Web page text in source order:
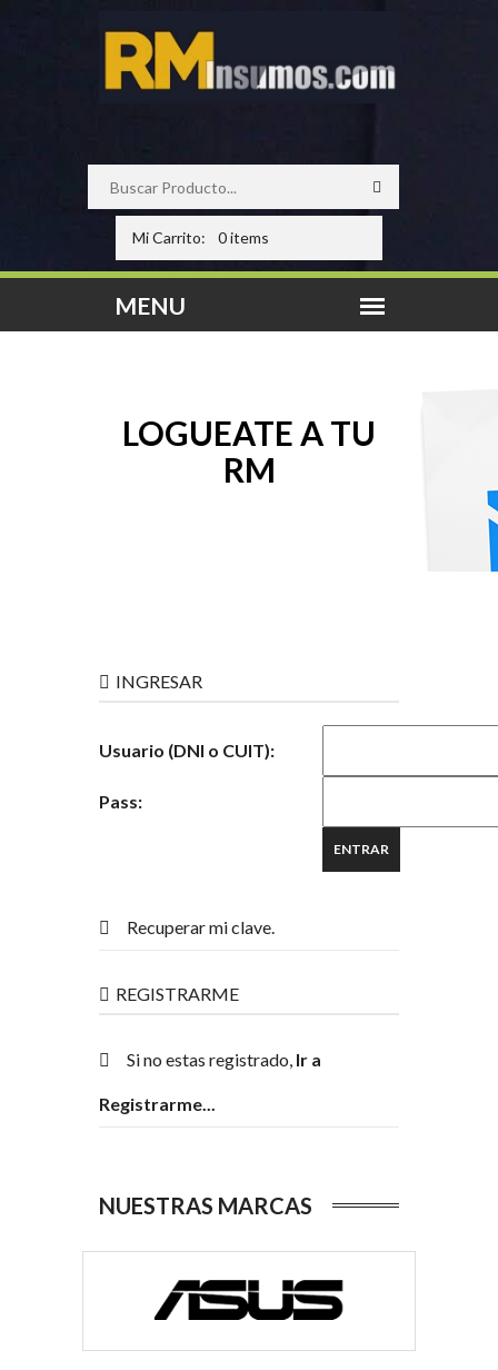
Mi Carrito: 0 items
LOGUEATE A TU
RM
INGRESAR
Usuario (DNI o CUIT):
Pass:
Recuperar mi clave.
REGISTRARME
Si no estas registrado, Ir a
Registrarme...
NUESTRAS MARCAS